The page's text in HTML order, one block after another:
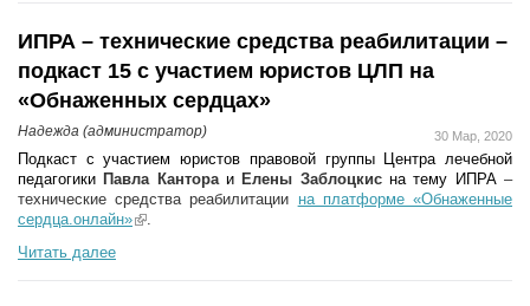
ИПРА – технические средства реабилитации –
подкаст 15 с участием юристов ЦЛП на
«Обнаженных сердцах»
30 Мар, 2020
Надежда (администратор)
Подкаст с участием юристов правовой группы Центра лечебной
педагогики Павла Кантораи Елены Заблоцкисна тему ИПРА–
технические средства реабилитации на платформе «Обнаженные
сердца.онлайн»(link is external)
.
Читать далее